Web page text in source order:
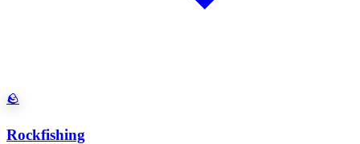
🪨
Rockfishing